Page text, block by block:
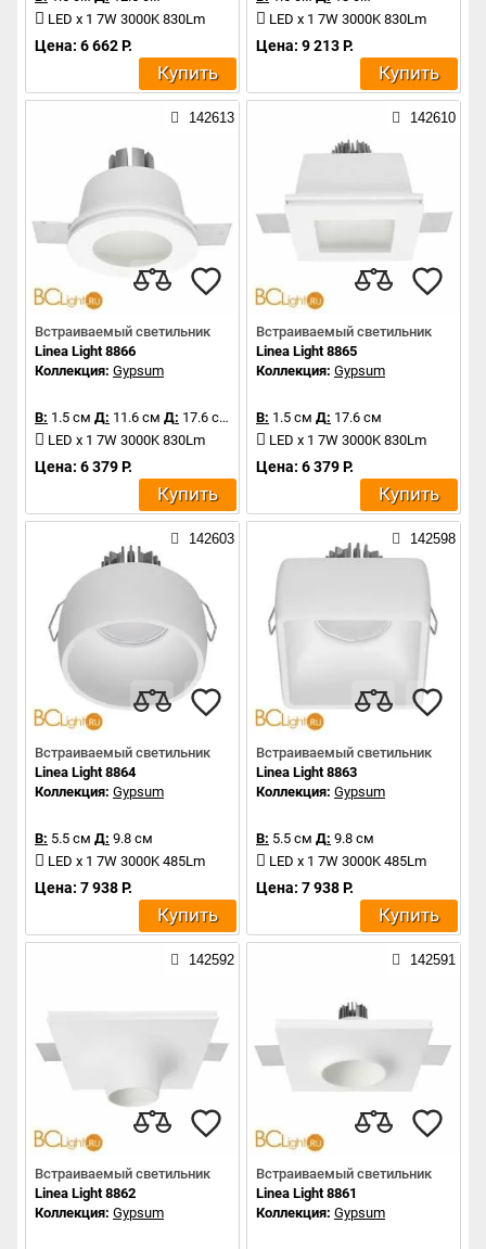
LED x 1 7W 3000K 830Lm
Цена: 6 662 Р.
Купить
LED x 1 7W 3000K 830Lm
Цена: 9 213 Р.
Купить
142613
Встраиваемый светильник
Linea Light 8866
Коллекция: Gypsum
В: 1.5 см Д: 11.6 см Д: 17.6 см
LED x 1 7W 3000K 830Lm
Цена: 6 379 Р.
Купить
142610
Встраиваемый светильник
Linea Light 8865
Коллекция: Gypsum
В: 1.5 см Д: 17.6 см
LED x 1 7W 3000K 830Lm
Цена: 6 379 Р.
Купить
142603
Встраиваемый светильник
Linea Light 8864
Коллекция: Gypsum
В: 5.5 см Д: 9.8 см
LED x 1 7W 3000K 485Lm
Цена: 7 938 Р.
Купить
142598
Встраиваемый светильник
Linea Light 8863
Коллекция: Gypsum
В: 5.5 см Д: 9.8 см
LED x 1 7W 3000K 485Lm
Цена: 7 938 Р.
Купить
142592
Встраиваемый светильник
Linea Light 8862
Коллекция: Gypsum
142591
Встраиваемый светильник
Linea Light 8861
Коллекция: Gypsum